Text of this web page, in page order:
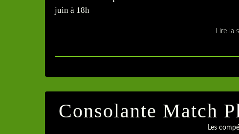
juin à 18h
Lire la
Consolante Match
Les